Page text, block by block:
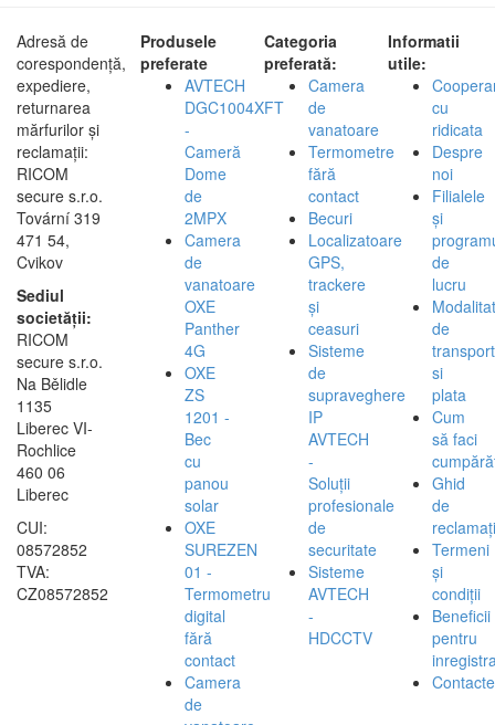
Adresă de
corespondență,
expediere,
returnarea
mărfurilor și
reclamații:
RICOM
secure s.r.o.
Tovární 319
471 54,
Cvikov
Sediul
societății:
RICOM
secure s.r.o.
Na Bělidle
1135
Liberec VI-
Rochlice
460 06
Liberec
CUI:
08572852
TVA:
CZ08572852
Produsele
preferate
AVTECH
DGC1004XFT
-
Cameră
Dome
de
2MPX
Camera
de
vanatoare
OXE
Panther
4G
OXE
ZS
1201 -
Bec
cu
panou
solar
OXE
SUREZEN
01 -
Termometru
digital
fără
contact
Camera
de
Categoria
preferată:
Camera
de
vanatoare
Termometre
fără
contact
Becuri
Localizatoare
GPS,
trackere
și
ceasuri
Sisteme
de
supraveghere
IP
AVTECH
-
Soluții
profesionale
de
securitate
Sisteme
AVTECH
-
HDCCTV
Informatii
utile:
cu
ridicata
Despre
noi
Filialele
și
de
lucru
de
transport
si
plata
Cum
să faci
Ghid
de
Termeni
și
condiții
Beneficii
pentru
Contacte